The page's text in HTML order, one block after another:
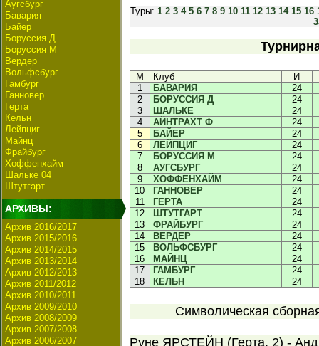
Аугсбург
Бавария
Байер
Боруссия Д
Боруссия М
Вердер
Вольфсбург
Гамбург
Ганновер
Герта
Кельн
Лейпциг
Майнц
Фрайбург
Хоффенхайм
Шальке 04
Штутгарт
АРХИВЫ:
Архив 2016/2017
Архив 2015/2016
Архив 2014/2015
Архив 2013/2014
Архив 2012/2013
Архив 2011/2012
Архив 2010/2011
Архив 2009/2010
Архив 2008/2009
Архив 2007/2008
Архив 2006/2007
Туры: 1 2 3 4 5 6 7 8 9 10 11 12 13 14 15 16
М Клуб
И
1
БАВАРИЯ
24
2
БОРУССИЯ Д
24
3
ШАЛЬКЕ
24
4
АЙНТРАХТ Ф
24
5
БАЙЕР
24
6
ЛЕЙПЦИГ
24
7
БОРУССИЯ М
24
8
АУГСБУРГ
24
9
ХОФФЕНХАЙМ
24
10
ГАННОВЕР
24
11
ГЕРТА
24
12
ШТУТГАРТ
24
13
ФРАЙБУРГ
24
14
ВЕРДЕР
24
15
ВОЛЬФСБУРГ
24
16
МАЙНЦ
24
17
ГАМБУРГ
24
18
КЕЛЬН 24
Символическая
Руне ЯРСТЕЙН (Герта, 2) -